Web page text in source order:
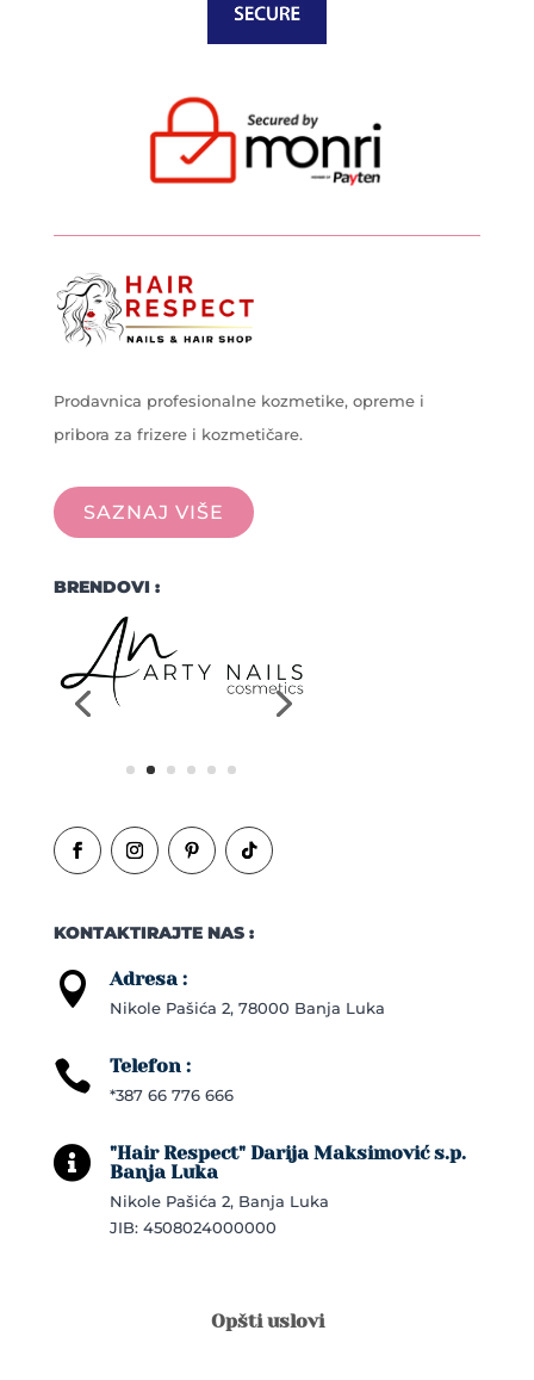
Prodavnica profesionalne kozmetike, opreme i
pribora za frizere i kozmetičare.
SAZNAJ VIŠE
BRENDOVI :
KONTAKTIRAJTE NAS :
 Adresa :
Nikole Pašića 2, 78000 Banja Luka
 Telefon :
*387 66 776 666

"Hair Respect" Darija Maksimović s.p.
Banja Luka
Nikole Pašića 2, Banja Luka
JIB: 4508024000000
Opšti uslovi